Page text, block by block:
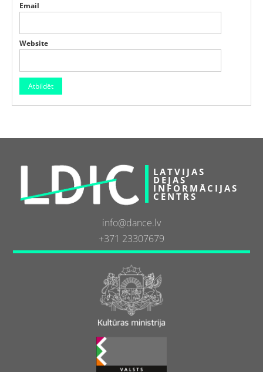
Email
Website
LATVIJAS
DEJAS
INFORMĀCIJAS
CENTRS
info@dance.lv
+371 23307679